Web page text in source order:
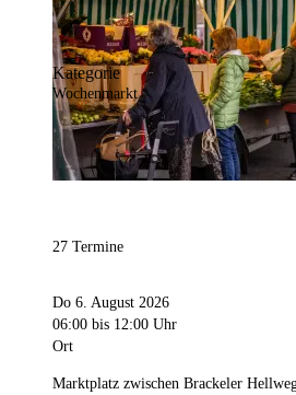
Kategorie
Wochenmarkt
27 Termine
Do 6. August 2026
06:00 bis 12:00 Uhr
Ort
Marktplatz zwischen Brackeler